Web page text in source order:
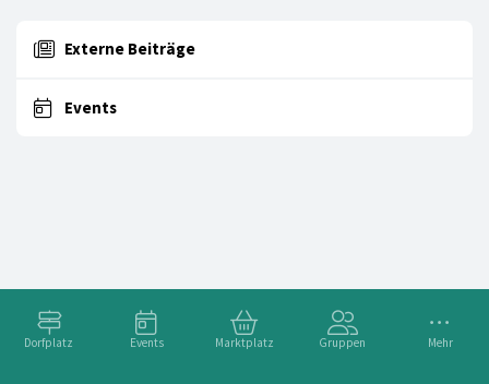
Dorfplatz Events Marktplatz Gruppen Mehr
Externe Beiträge
Events